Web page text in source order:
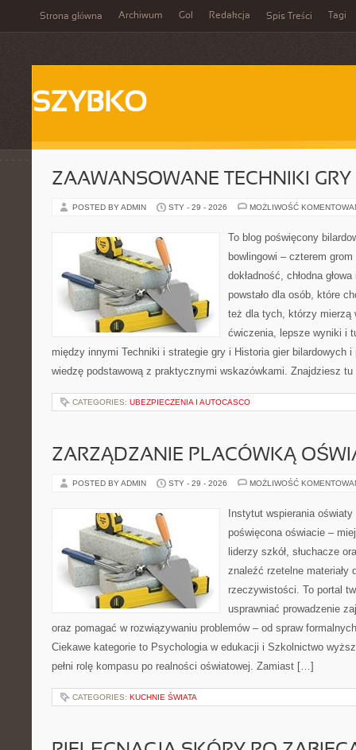
Strona główna Archiwum Gol Redakcja Spis Treści Tagi
SZYBKO
ZAAWANSOWANE TECHNIKI GRY
POSTED BY ADMIN STY - 29 - 2026 MOŻLIWOŚĆ
To blog poświęcony
bowlingowi – czterem
dokładność, chłodna
powstało dla osób, które
też dla tych, którzy mierzą
ćwiczenia, lepsze wyniki i
między innymi Techniki i strategie gry i Historia gier bilardowych
wiedzę podstawową z praktycznymi wskazówkami. Znajdziesz
CATEGORIES: UBEZPIECZENIA I AUTOCASCO
ZARZĄDZANIE PLACÓWKĄ
POSTED BY ADMIN STY - 29 - 2026 MOŻLIWOŚĆ
Instytut wspierania
poświęcona oświacie –
liderzy szkół, słuchacze
znaleźć rzetelne materiały
rzeczywistości. To portal
usprawniać prowadzenie
oraz pomagać w rozwiązywaniu problemów – od spraw
Ciekawe kategorie to Psychologia w edukacji i Szkolnictwo
pełni rolę kompasu po realności oświatowej. Zamiast […]
CATEGORIES: KUCHNIE ŚWIATA